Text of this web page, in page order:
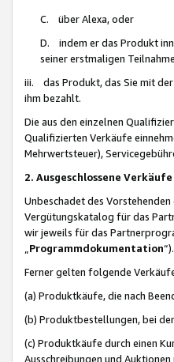
C. über Alexa, oder
D. indem er das Produkt
seiner erstmaligen
iii. das Produkt, das Sie mit
ihm bezahlt.
Die aus den einzelnen
Qualifizierten Verkäufe
Mehrwertsteuer),
2. Ausgeschlossene Verkäufe
Unbeschadet des
Vergütungskatalog für das
wir jeweils für das
Programmdokumentation“).
Ferner gelten folgende
(a) Produktkäufe, die nach
(b) Produktbestellungen, bei
(c) Produktkäufe durch einen
Ausschreibungen und